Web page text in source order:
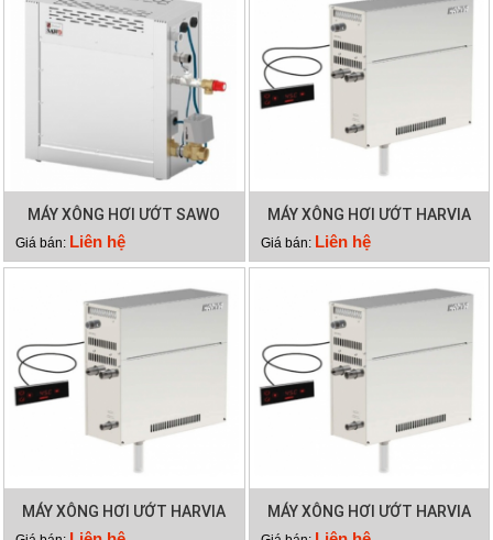
MÁY XÔNG HƠI ƯỚT SAWO
STN60-3
Giá bán: Liên hệ
MÁY XÔNG HƠI ƯỚT HARVIA
HGD150
Giá bán: Liên hệ
MÁY XÔNG HƠI ƯỚT HARVIA
HGD110
MÁY XÔNG HƠI ƯỚT HARVIA
HGD90